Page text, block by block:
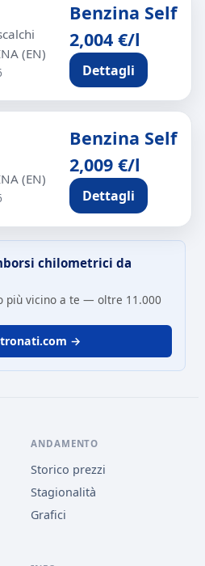
(EN)
Benzina Self
2,004 €/l
Dettagli
(EN)
Benzina Self
2,009 €/l
Dettagli
chilometrici da
più vicino a te — oltre 11.000
→
ANDAMENTO
Storico prezzi
Stagionalità
Grafici